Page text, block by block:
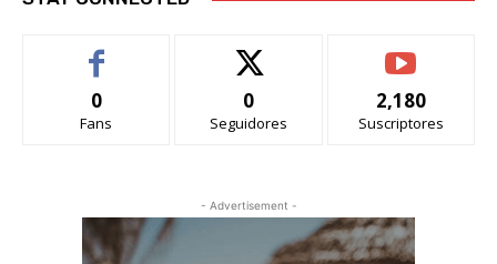
0
Fans
0
Seguidores
2,180
Suscriptores
- Advertisement -